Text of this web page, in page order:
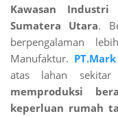
Kawasan
Sumatera Utara.
berpengalaman
Manufaktur.
atas lahan
memproduksi
keperluan rumah